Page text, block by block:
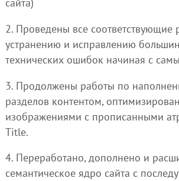
сайта)
2. Проведены все соответствующие
устранению и исправлению
технических ошибок начиная с
3. Продолжены работы по
разделов контентом,
изображениями с прописанными
Title.
4. Переработано, дополнено и
семантическое ядро сайта с